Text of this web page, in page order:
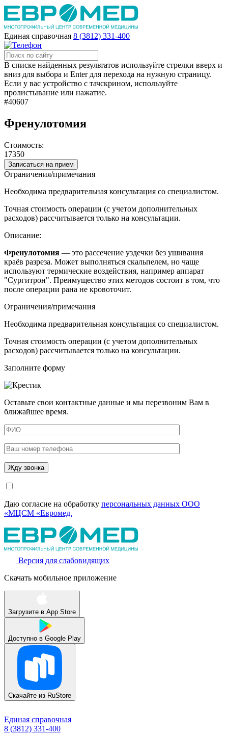
Единая справочная 8 (3812) 331-400
В списке найденных результатов используйте стрелки вверх и
вниз для выбора и Enter для перехода на нужную страницу.
Если у вас устройство с тачскрином, используйте
пролистывание или нажатие.
#40607
Френулотомия
Стоимость:
17350
Записаться на прием
Ограничения/примечания
Необходима предварительная консультация со специалистом.
Точная стоимость операции (с учетом дополнительных
расходов) рассчитывается только на консультации.
Описание:
Френулотомия — это рассечение уздечки без ушивания
краёв разреза. Может выполняться скальпелем, но чаще
используют термические воздействия, например аппарат
"Сургитрон". Преимущество этих методов состоит в том, что
после операции рана не кровоточит.
Ограничения/примечания
Необходима предварительная консультация со специалистом.
Точная стоимость операции (с учетом дополнительных
расходов) рассчитывается только на консультации.
Заполните форму
Оставьте свои контактные данные и мы перезвоним Вам в
ближайшее время.
Даю согласие на обработку персональных данных ООО
«МЦСМ «Евромед.
Версия для слабовидящих
Скачать мобильное приложение
Загрузите в App Store
Доступно в Google Play
Скачайте из RuStore
Единая справочная
8 (3812) 331-400